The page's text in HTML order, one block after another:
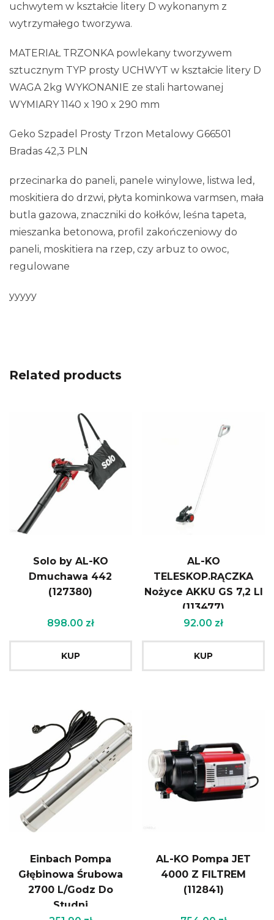
uchwytem w kształcie litery D wykonanym z
wytrzymałego tworzywa.
MATERIAŁ TRZONKA powlekany tworzywem
sztucznym TYP prosty UCHWYT w kształcie litery D
WAGA 2kg WYKONANIE ze stali hartowanej
WYMIARY 1140 x 190 x 290 mm
Geko Szpadel Prosty Trzon Metalowy G66501
Bradas 42,3 PLN
przecinarka do paneli, panele winylowe, listwa led,
moskitiera do drzwi, płyta kominkowa varmsen, mała
butla gazowa, znaczniki do kołków, leśna tapeta,
mieszanka betonowa, profil zakończeniowy do
paneli, moskitiera na rzep, czy arbuz to owoc,
regulowane
yyyyy
Related products
Solo by AL-KO
Dmuchawa 442
(127380)
898.00 zł
KUP
AL-KO
TELESKOP.RĄCZKA
Nożyce AKKU GS 7,2 LI
(113477)
92.00 zł
KUP
Einbach Pompa
Głębinowa Śrubowa
2700 L/Godz Do
Studni
AL-KO Pompa JET
4000 Z FILTREM
(112841)